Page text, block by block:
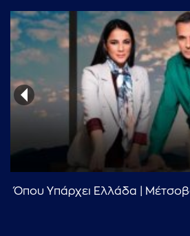
...πληκτρολογήστε κείμενο
Όπου Υπάρχει Ελλάδα |